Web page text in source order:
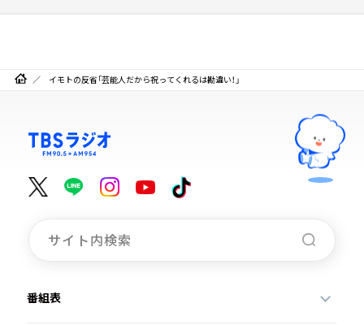
イモトの反省「芸能人だから祝ってくれるは勘違い！」
番組表